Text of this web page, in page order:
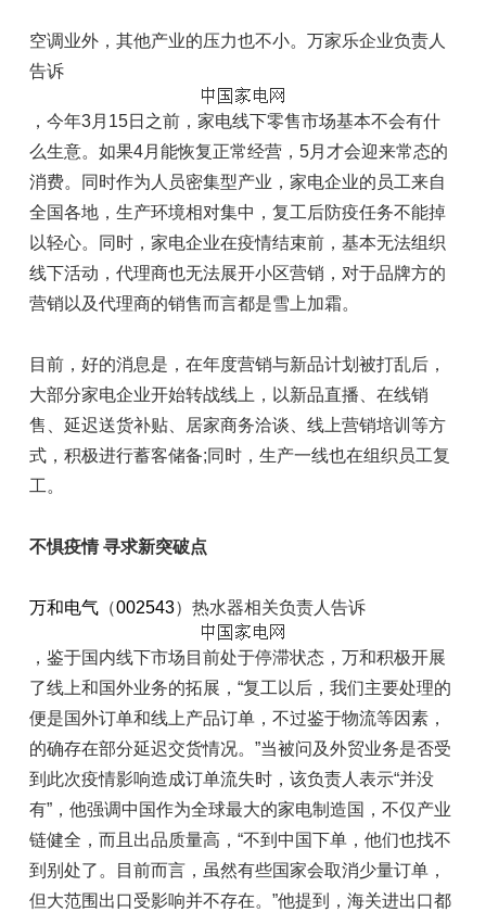
空调业外，其他产业的压力也不小。万家乐企业负责人
告诉
，今年3月15日之前，家电线下零售市场基本不会有什
么生意。如果4月能恢复正常经营，5月才会迎来常态的
消费。同时作为人员密集型产业，家电企业的员工来自
全国各地，生产环境相对集中，复工后防疫任务不能掉
以轻心。同时，家电企业在疫情结束前，基本无法组织
线下活动，代理商也无法展开小区营销，对于品牌方的
营销以及代理商的销售而言都是雪上加霜。
目前，好的消息是，在年度营销与新品计划被打乱后，
大部分家电企业开始转战线上，以新品直播、在线销
售、延迟送货补贴、居家商务洽谈、线上营销培训等方
式，积极进行蓄客储备;同时，生产一线也在组织员工复
工。
不惧疫情 寻求新突破点
万和电气（002543）热水器相关负责人告诉
，鉴于国内线下市场目前处于停滞状态，万和积极开展
了线上和国外业务的拓展，“复工以后，我们主要处理的
便是国外订单和线上产品订单，不过鉴于物流等因素，
的确存在部分延迟交货情况。”当被问及外贸业务是否受
到此次疫情影响造成订单流失时，该负责人表示“并没
有”，他强调中国作为全球最大的家电制造国，不仅产业
链健全，而且出品质量高，“不到中国下单，他们也找不
到别处了。目前而言，虽然有些国家会取消少量订单，
但大范围出口受影响并不存在。”他提到，海关进出口都